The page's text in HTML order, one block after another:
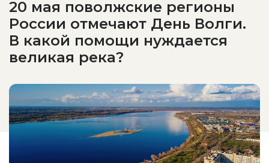
20 мая поволжские регионы
России отмечают День Волги.
В какой помощи нуждается
великая река?